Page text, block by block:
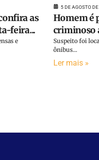
as
feira...
e
5 DE AGOSTO
Homem é
criminoso
Suspeito foi
ônibus...
Ler mais »